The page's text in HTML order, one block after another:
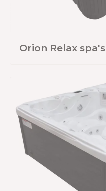
Orion Relax spa's